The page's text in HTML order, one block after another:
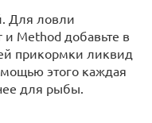
Для ловли
Method добавьте в
прикормки ликвид
этого каждая
для рыбы.